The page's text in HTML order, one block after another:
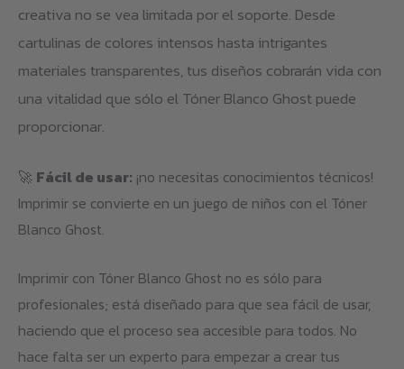
creativa no se vea limitada por el soporte. Desde
cartulinas de colores intensos hasta intrigantes
materiales transparentes, tus diseños cobrarán vida con
una vitalidad que sólo el Tóner Blanco Ghost puede
proporcionar.
🚀 Fácil de usar: ¡no necesitas conocimientos técnicos!
Imprimir se convierte en un juego de niños con el Tóner
Blanco Ghost.
Imprimir con Tóner Blanco Ghost no es sólo para
profesionales; está diseñado para que sea fácil de usar,
haciendo que el proceso sea accesible para todos. No
hace falta ser un experto para empezar a crear tus